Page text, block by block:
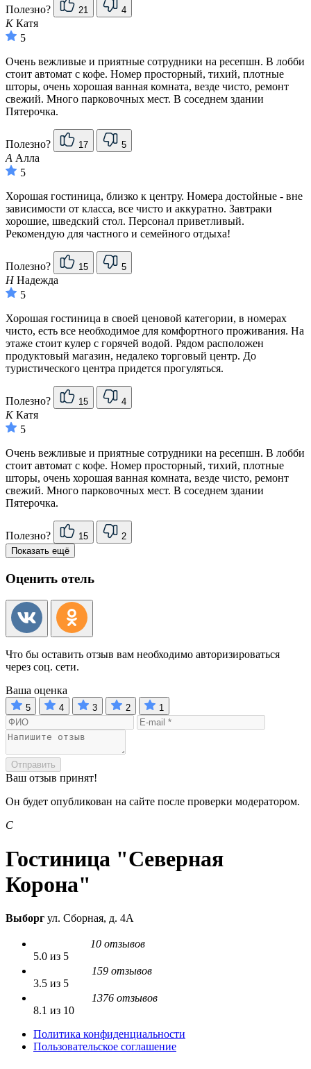
Полезно? 21 4
ККатя
5
Очень вежливые и приятные сотрудники на ресепшн. В лобби
стоит автомат с кофе. Номер просторный, тихий, плотные
шторы, очень хорошая ванная комната, везде чисто, ремонт
свежий. Много парковочных мест. В соседнем здании
Пятерочка.
Полезно? 17 5
А Алла
5
Хорошая гостиница, близко к центру. Номера достойные - вне
зависимости от класса, все чисто и аккуратно. Завтраки
хорошие, шведский стол. Персонал приветливый.
Рекомендую для частного и семейного отдыха!
Полезно? 15 5
ННадежда
5
Хорошая гостиница в своей ценовой категории, в номерах
чисто, есть все необходимое для комфортного проживания. На
этаже стоит кулер с горячей водой. Рядом расположен
продуктовый магазин, недалеко торговый центр. До
туристического центра придется прогуляться.
Полезно? 15 4
ККатя
5
Очень вежливые и приятные сотрудники на ресепшн. В лобби
стоит автомат с кофе. Номер просторный, тихий, плотные
шторы, очень хорошая ванная комната, везде чисто, ремонт
свежий. Много парковочных мест. В соседнем здании
Пятерочка.
Полезно? 15
2
Показать ещё
Оценить отель
Что бы оставить отзыв вам необходимо авторизироваться
через соц. сети.
Ваша оценка
5 4 3 2 1
Отправить
Ваш отзыв принят!
Он будет опубликован на сайте после проверки модератором.
С
Гостиница "Северная
Корона"
Выборг ул. Сборная, д. 4А
10 отзывов
5.0 из 5
159 отзывов
3.5 из 5
1376 отзывов
8.1 из 10
Политика конфиденциальности
Пользовательское соглашение